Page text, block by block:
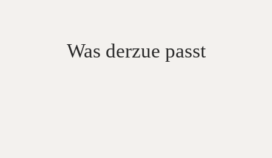
Was derzue passt